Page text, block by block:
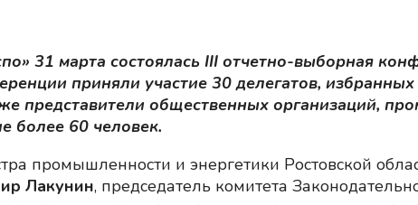
31 марта состоялась III отчетно-выборная
приняли участие 30 делегатов,
представители общественных организаций,
более 60 человек.
промышленности и энергетики Ростовской
Лакунин, председатель комитета